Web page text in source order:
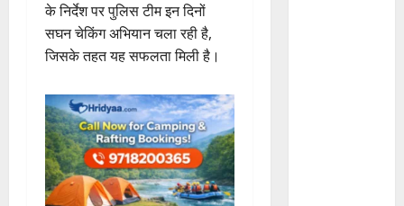
के निर्देश पर पुलिस टीम इन दिनों
सघन चेकिंग अभियान चला रही है,
जिसके तहत यह सफलता मिली है।